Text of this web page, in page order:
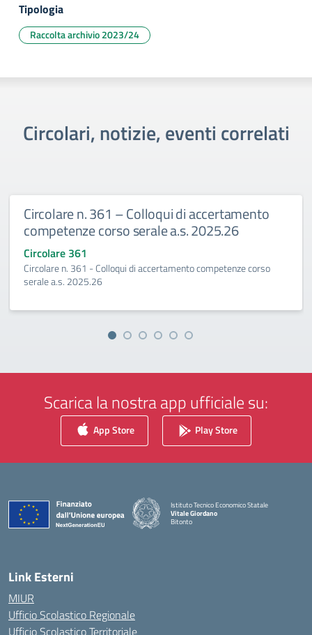
Tipologia
Raccolta archivio 2023/24
Circolari, notizie, eventi correlati
Circolare n. 361 – Colloqui di accertamento
competenze corso serale a.s. 2025.26
Circolare 361
Circolare n. 361 - Colloqui di accertamento competenze corso
serale a.s. 2025.26
Scarica la nostra app ufficiale su:
App Store Play Store
Istituto Tecnico Economico Statale
Vitale Giordano
Bitonto
Link Esterni
MIUR
Ufficio Scolastico Regionale
Ufficio Scolastico Territoriale